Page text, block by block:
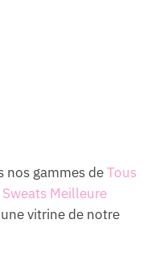
nos gammes deTous
Sweats Meilleure
vitrine de notre